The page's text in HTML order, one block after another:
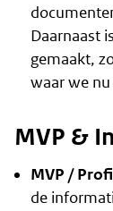
Daarnaast
gemaakt,
waar we
MVP &
MVP /
de